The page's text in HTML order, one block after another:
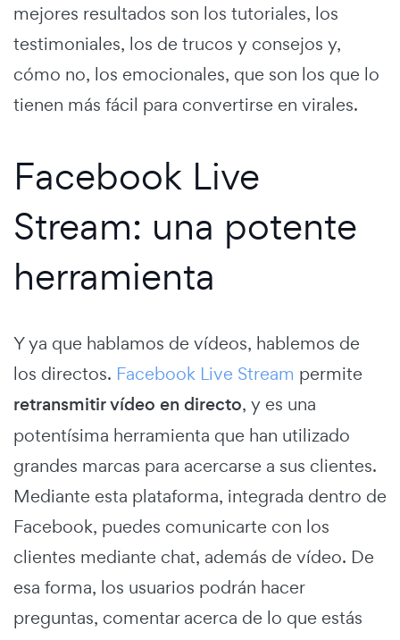
mejores resultados son los tutoriales, los
testimoniales, los de trucos y consejos y,
cómo no, los emocionales, que son los que lo
tienen más fácil para convertirse en virales.
Facebook Live
Stream: una potente
herramienta
Y ya que hablamos de vídeos, hablemos de
los directos. Facebook Live Stream permite
retransmitir vídeo en directo, y es una
potentísima herramienta que han utilizado
grandes marcas para acercarse a sus clientes.
Mediante esta plataforma, integrada dentro de
Facebook, puedes comunicarte con los
clientes mediante chat, además de vídeo. De
esa forma, los usuarios podrán hacer
preguntas, comentar acerca de lo que estás